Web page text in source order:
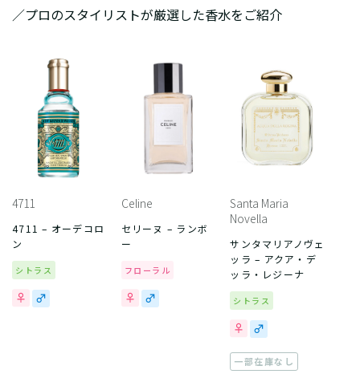
／プロのスタイリストが厳選した香水をご紹介
4711
4711 – オーデコロ
ン
シトラス
Celine
セリーヌ – ランボ
ー
フローラル
Santa Maria
Novella
サンタマリアノヴェ
ッラ – アクア・デ
ッラ・レジーナ
シトラス
一部在庫なし